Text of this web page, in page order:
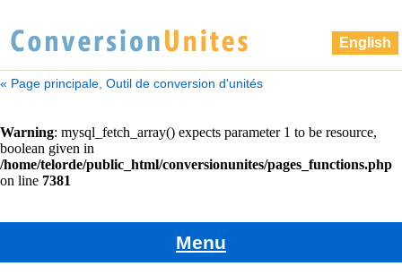
English
« Page principale, Outil de conversion d'unités
Menu